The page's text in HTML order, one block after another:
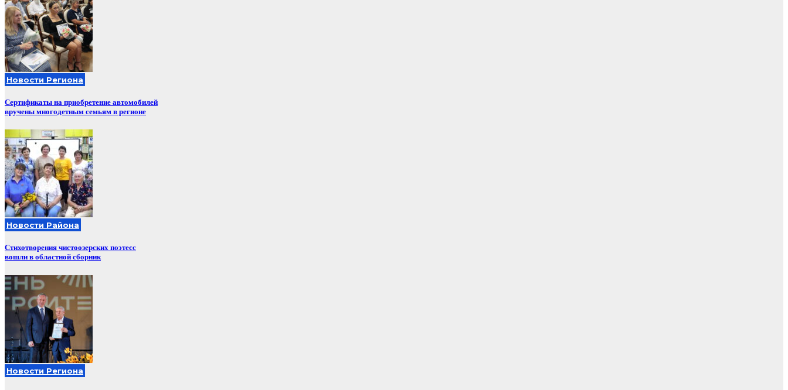
Новости Региона
Сертификаты на приобретение автомобилей
вручены многодетным семьям в регионе
Новости Района
Стихотворения чистоозерских поэтесс
вошли в областной сборник
Новости Региона